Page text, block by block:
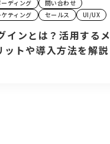
ディング
問い合わせ
ティング セールス UI/UX
ンとは？活用するメ
ットや導入方法を解説